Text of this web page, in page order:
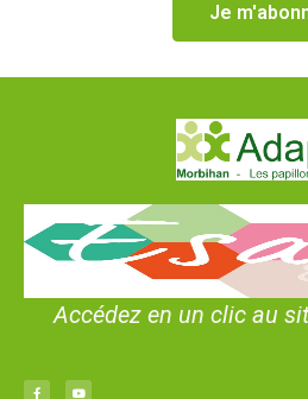
Je
Accédez en un clic au